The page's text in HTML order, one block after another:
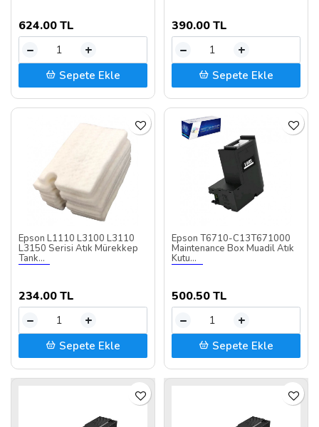
624.00 TL
– +
Sepete Ekle
390.00 TL
– +
Sepete Ekle
Epson L1110 L3100 L3110
L3150 Serisi Atık Mürekkep
Tank...
234.00 TL
– +
Sepete Ekle
Epson T6710-C13T671000
Maintenance Box Muadil Atık
Kutu...
500.50 TL
– +
Sepete Ekle